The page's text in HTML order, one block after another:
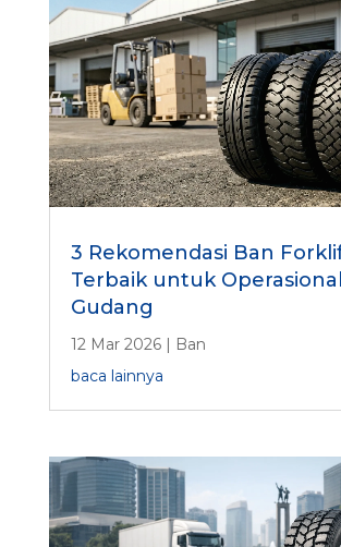
3 Rekomendasi Ban
Terbaik untuk Operasional
Gudang
12 Mar 2026|
Ban
baca lainnya